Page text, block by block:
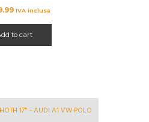
IVA inclusa
to cart